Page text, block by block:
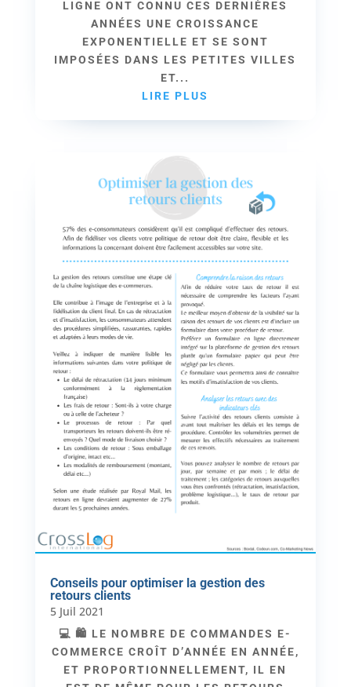
LIGNE ONT CONNU CES DERNIÈRES
ANNÉES UNE CROISSANCE
EXPONENTIELLE ET SE SONT
IMPOSÉES DANS LES PETITES VILLES
ET...
LIRE PLUS
Conseils pour optimiser la gestion des
retours clients
5 Juil 2021
💻 🛍 LE NOMBRE DE COMMANDES E-
COMMERCE CROÎT D’ANNÉE EN ANNÉE,
ET PROPORTIONNELLEMENT, IL EN